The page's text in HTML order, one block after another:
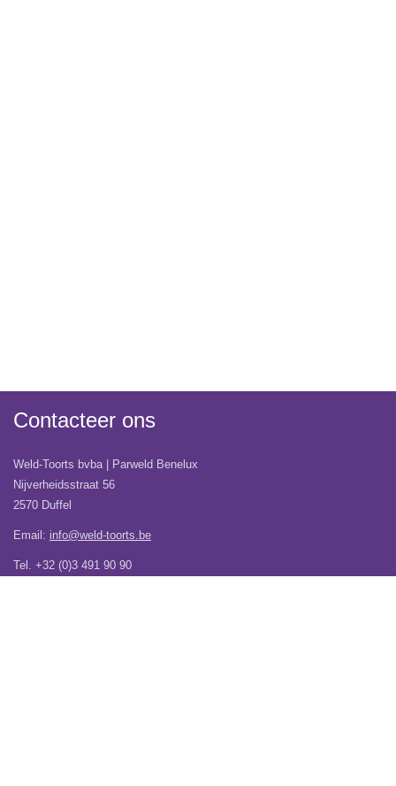
Contacteer ons
Weld-Toorts bvba | Parweld Benelux
Nijverheidsstraat 56
2570 Duffel
Email: info@weld-toorts.be
Tel. +32 (0)3 491 90 90